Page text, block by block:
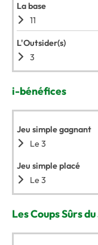
La base
11
L'Outsider(s)
3
i-bénéfices
Jeu simple gagnant
Le 3
Jeu simple placé
Le 3
Les Coups Sûrs